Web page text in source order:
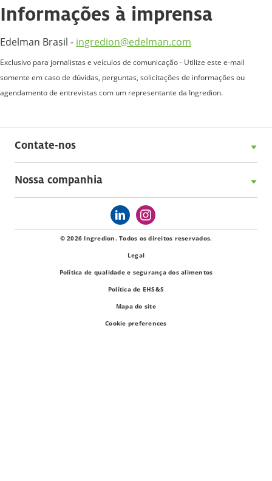
Informações à imprensa
Edelman Brasil - ingredion@edelman.com
Exclusivo para jornalistas e veículos de comunicação - Utilize este e-mail
somente em caso de dúvidas, perguntas, solicitações de informações ou
agendamento de entrevistas com um representante da Ingredion.
Contate-nos
Nossa companhia
© 2026 Ingredion. Todos os direitos reservados.
Legal
Política de qualidade e segurança dos alimentos
Política de EHS&S
Mapa do site
Cookie preferences